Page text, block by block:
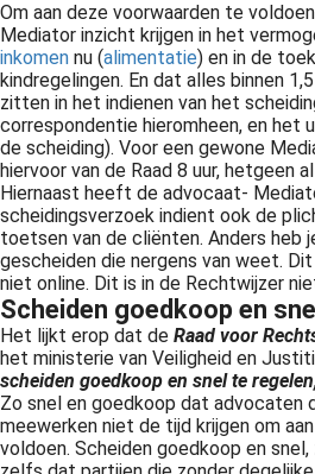
Om aan deze voorwaarden te
Mediator inzicht krijgen in het
inkomen nu (alimentatie) en in de
kindregelingen. En dat alles binnen
zitten in het indienen van het
correspondentie hieromheen, en het
de scheiding). Voor een gewone
hiervoor van de Raad 8 uur, hetgeen
Hiernaast heeft de advocaat-
scheidingsverzoek indient ook de
toetsen van de cliënten. Anders heb
gescheiden die nergens van weet.
niet online. Dit is in de Rechtwijzer
Scheiden goedkoop en snel
Het lijkt erop dat de Raad voor
het ministerie van Veiligheid en
scheiden goedkoop en snel te
Zo snel en goedkoop dat advocaten
meewerken niet de tijd krijgen om
voldoen. Scheiden goedkoop en